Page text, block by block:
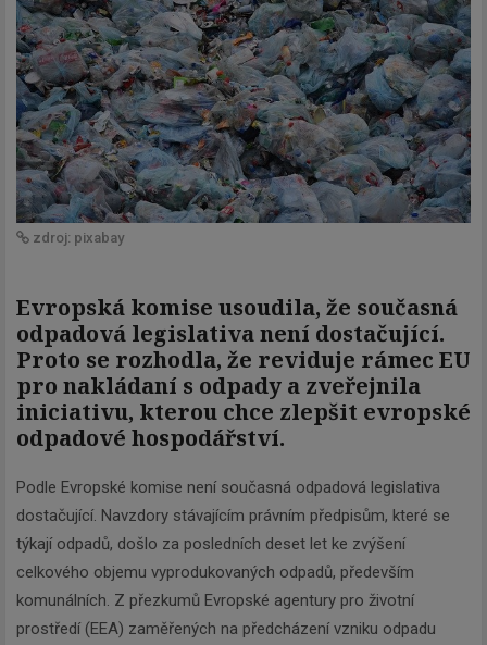
zdroj: pixabay
Evropská komise usoudila, že současná
odpadová legislativa není dostačující.
Proto se rozhodla, že reviduje rámec EU
pro nakládaní s odpady a zveřejnila
iniciativu, kterou chce zlepšit evropské
odpadové hospodářství.
Podle Evropské komise není současná odpadová legislativa
dostačující. Navzdory stávajícím právním předpisům, které se
týkají odpadů, došlo za posledních deset let ke zvýšení
celkového objemu vyprodukovaných odpadů, především
komunálních. Z přezkumů Evropské agentury pro životní
prostředí (EEA) zaměřených na předcházení vzniku odpadu